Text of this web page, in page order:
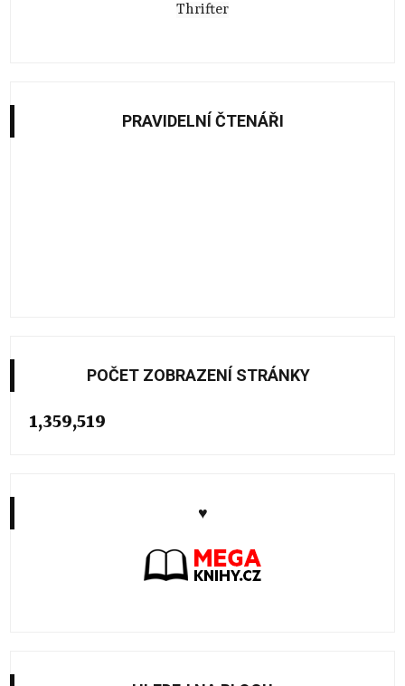
Thrifter
PRAVIDELNÍ ČTENÁŘI
POČET ZOBRAZENÍ STRÁNKY
1,359,519
♥